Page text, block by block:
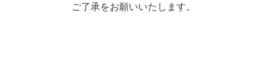
ご了承をお願いいたします。